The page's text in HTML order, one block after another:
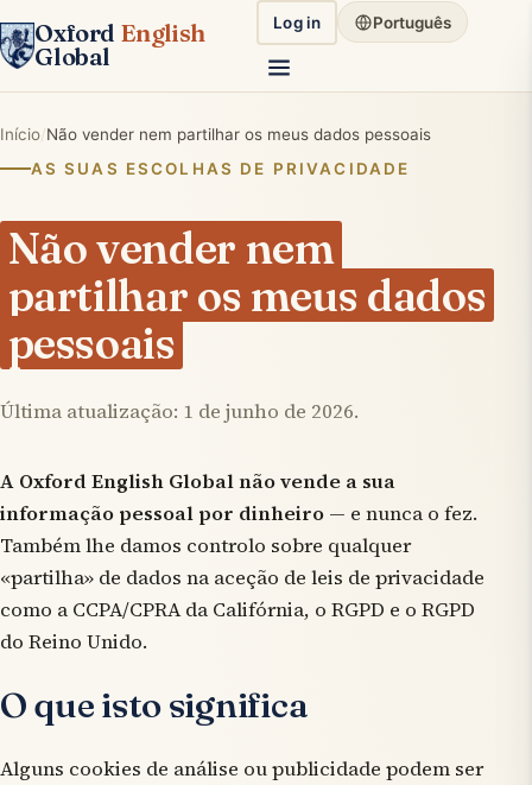
Oxford English
Global
Log in Português
Início Não vender nem partilhar os meus dados pessoais
AS SUAS ESCOLHAS DE PRIVACIDADE
Não vender nem
partilhar os meus dados
pessoais
Última atualização: 1 de junho de 2026.
A Oxford English Global não vende a sua
informação pessoal por dinheiro — e nunca o fez.
Também lhe damos controlo sobre qualquer
«partilha» de dados na aceção de leis de privacidade
como a CCPA/CPRA da Califórnia, o RGPD e o RGPD
do Reino Unido.
O que isto significa
Alguns cookies de análise ou publicidade podem ser